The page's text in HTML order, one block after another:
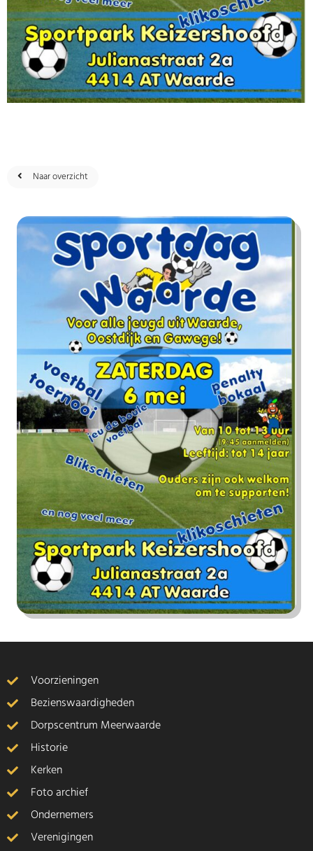
Naar overzicht
Voorzieningen
Bezienswaardigheden
Dorpscentrum Meerwaarde
Historie
Kerken
Foto archief
Ondernemers
Verenigingen